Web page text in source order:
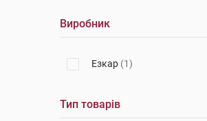
Виробник
Езкар (1)
Тип товарів